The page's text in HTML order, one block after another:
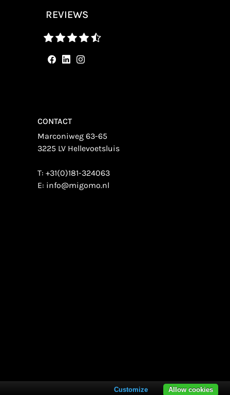
REVIEWS
CONTACT
Marconiweg 63-65
3225 LV Hellevoetsluis
T:+31(0)181-324063
E: info@migomo.nl
Allow cookies
Customize